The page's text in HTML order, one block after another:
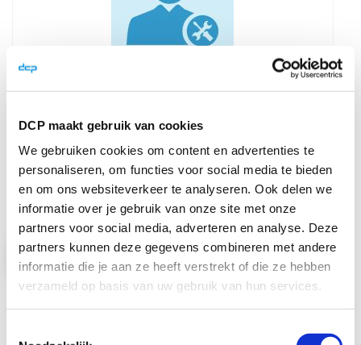
DCP maakt gebruik van cookies
We gebruiken cookies om content en advertenties te
personaliseren, om functies voor social media te bieden
en om ons websiteverkeer te analyseren. Ook delen we
informatie over je gebruik van onze site met onze
partners voor social media, adverteren en analyse. Deze
partners kunnen deze gegevens combineren met andere
informatie die je aan ze heeft verstrekt of die ze hebben
verzameld op basis van uw gebruik van hun services.
Cardprinter Servicecontract Premium
Hulp op afstand met installeren
& ...
Prijs op aanvraag
Bekijk product
In Winkelwagen